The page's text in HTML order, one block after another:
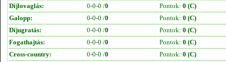
Díjlovaglás:
0-0-0 /0 Pontok: 0 (C)
Galopp:
0-0-0 /0 Pontok: 0 (C)
Díjugratás:
0-0-0 /0 Pontok: 0 (C)
Fogathajtás:
0-0-0 /0 Pontok: 0 (C)
Cross-country:
0-0-0 /0 Pontok: 0 (C)